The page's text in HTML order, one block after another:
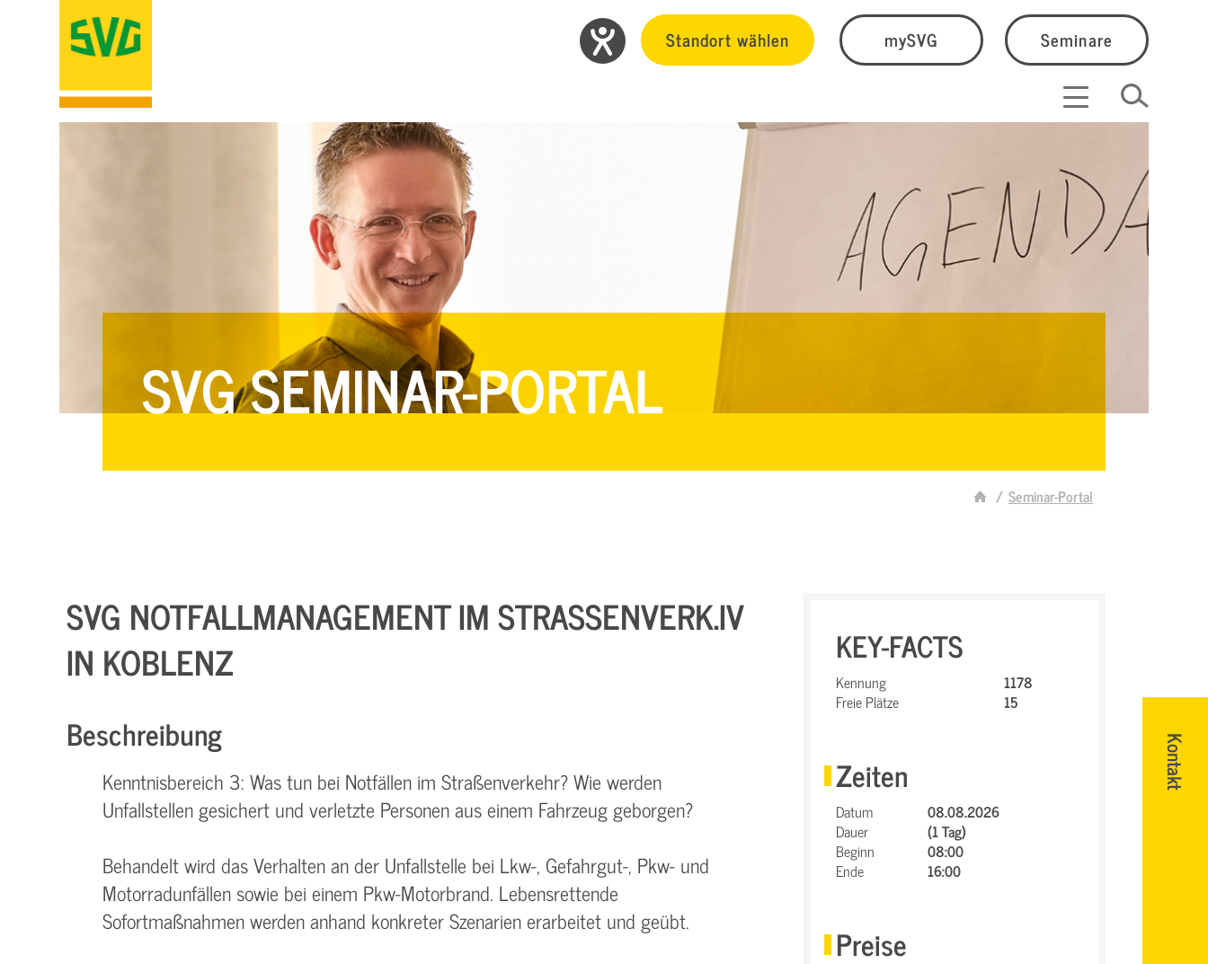
Standort wählen mySVG Seminare
SVG SEMINAR-PORTAL
Seminar-Portal
Kontakt
SVG NOTFALLMANAGEMENT IM STRASSENVERK.IV I
N KOBLENZ
Beschreibung
Kenntnisbereich 3: Was tun bei Notfällen im Straßenverkehr? Wie werden
Unfallstellen gesichert und verletzte Personen aus einem Fahrzeug geborgen?
Behandelt wird das Verhalten an der Unfallstelle bei Lkw-, Gefahrgut-, Pkw- und
Motorradunfällen sowie bei einem Pkw-Motorbrand. Lebensrettende
Sofortmaßnahmen werden anhand konkreter Szenarien erarbeitet und geübt.
KEY-FACTS
Kennung
1178
Freie Plätze
15
Zeiten
Datum
08.08.2026
Dauer
(1 Tag)
Beginn
08:00
Ende
16:00
Preise